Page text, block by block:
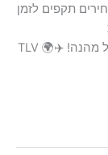
תקפים לזמן
ולכרטוסhttps://nilstravelgroup.com/oio6 טיול מהנה! ✈️🌍 TLV